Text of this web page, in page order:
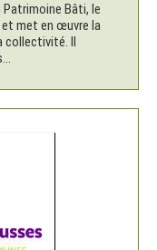
Bâti, le
et met en œuvre la
collectivité. Il